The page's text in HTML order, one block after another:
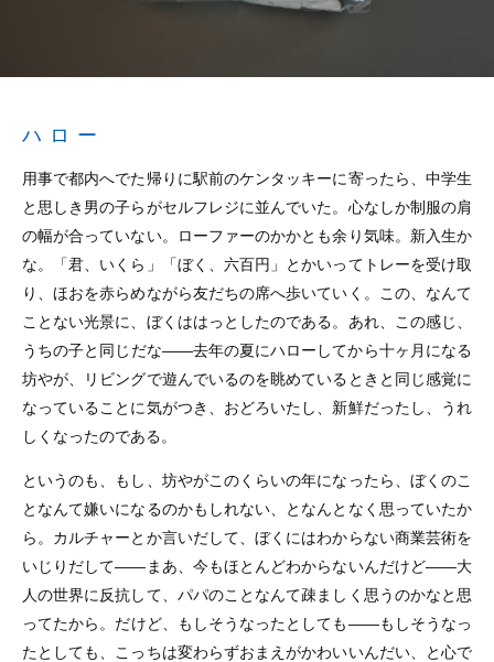
ハロー
用事で都内へでた帰りに駅前のケンタッキーに寄ったら、中学生
と思しき男の子らがセルフレジに並んでいた。心なしか制服の肩
の幅が合っていない。ローファーのかかとも余り気味。新入生か
な。「君、いくら」「ぼく、六百円」とかいってトレーを受け取
り、ほおを赤らめながら友だちの席へ歩いていく。この、なんて
ことない光景に、ぼくははっとしたのである。あれ、この感じ、
うちの子と同じだな――去年の夏にハローしてから十ヶ月になる
坊やが、リビングで遊んでいるのを眺めているときと同じ感覚に
なっていることに気がつき、おどろいたし、新鮮だったし、うれ
しくなったのである。
というのも、もし、坊やがこのくらいの年になったら、ぼくのこ
となんて嫌いになるのかもしれない、となんとなく思っていたか
ら。カルチャーとか言いだして、ぼくにはわからない商業芸術を
いじりだして――まあ、今もほとんどわからないんだけど――大
人の世界に反抗して、パパのことなんて疎ましく思うのかなと思
ってたから。だけど、もしそうなったとしても――もしそうなっ
たとしても、こっちは変わらずおまえがかわいいんだい、と心で